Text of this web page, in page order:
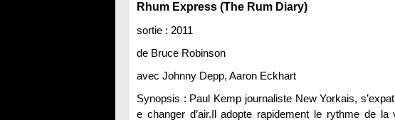
Rhum Express (The Rum Diary)
sortie : 2011
de Bruce Robinson
avec Johnny Depp, Aaron Eckhart
Synopsis : Paul Kemp journaliste New Yorkais,
e changer d’air.Il adopte rapidement le rythme de